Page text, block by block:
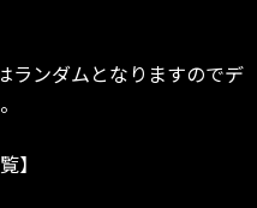
ランダムとなりますのでデ
】